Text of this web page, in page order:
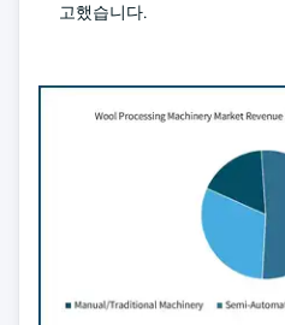
고했습니다.